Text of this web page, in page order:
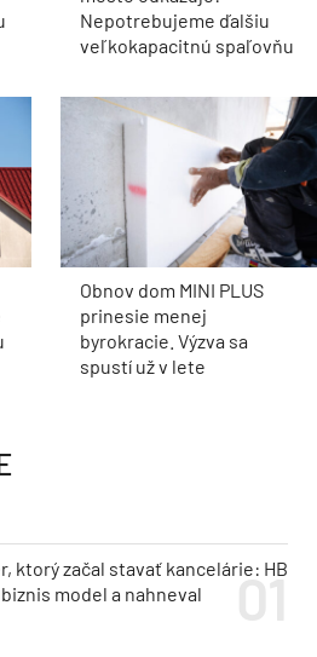
Nepotrebujeme ďalšiu
veľkokapacitnú spaľovňu
Obnov dom MINI PLUS
prinesie menej
byrokracie. Výzva sa
spustí už v lete
ktorý začal stavať kancelárie: HB
model a nahneval